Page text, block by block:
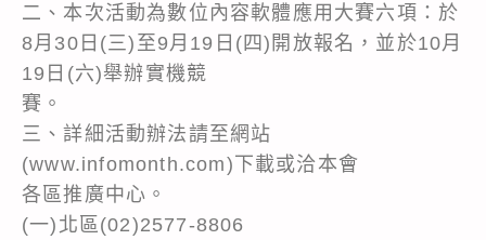
二、本次活動為數位內容軟體應用大賽六項：於
8月30日(三)至9月19日(四)開放報名，並於10月
19日(六)舉辦實機競
賽。
三、詳細活動辦法請至網站
(www.infomonth.com)下載或洽本會
各區推廣中心。
(一)北區(02)2577-8806